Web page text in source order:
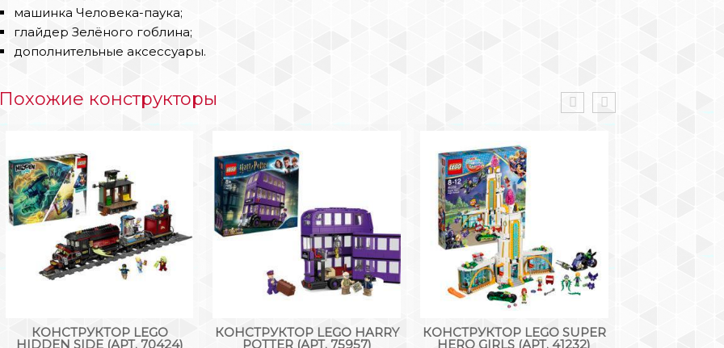
машинка Человека-паука;
глайдер Зелёного гоблина;
дополнительные аксессуары.
Похожие конструкторы
КОНСТРУКТОР LEGO
HIDDEN SIDE (АРТ. 70424)
КОНСТРУКТОР LEGO HARRY
POTTER (АРТ. 75957)
КОНСТРУКТОР LEGO SUPER
HERO GIRLS (АРТ. 41232)